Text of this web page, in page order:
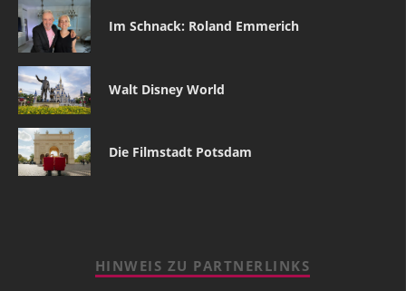
Im Schnack: Roland Emmerich
Walt Disney World
Die Filmstadt Potsdam
HINWEIS ZU PARTNERLINKS